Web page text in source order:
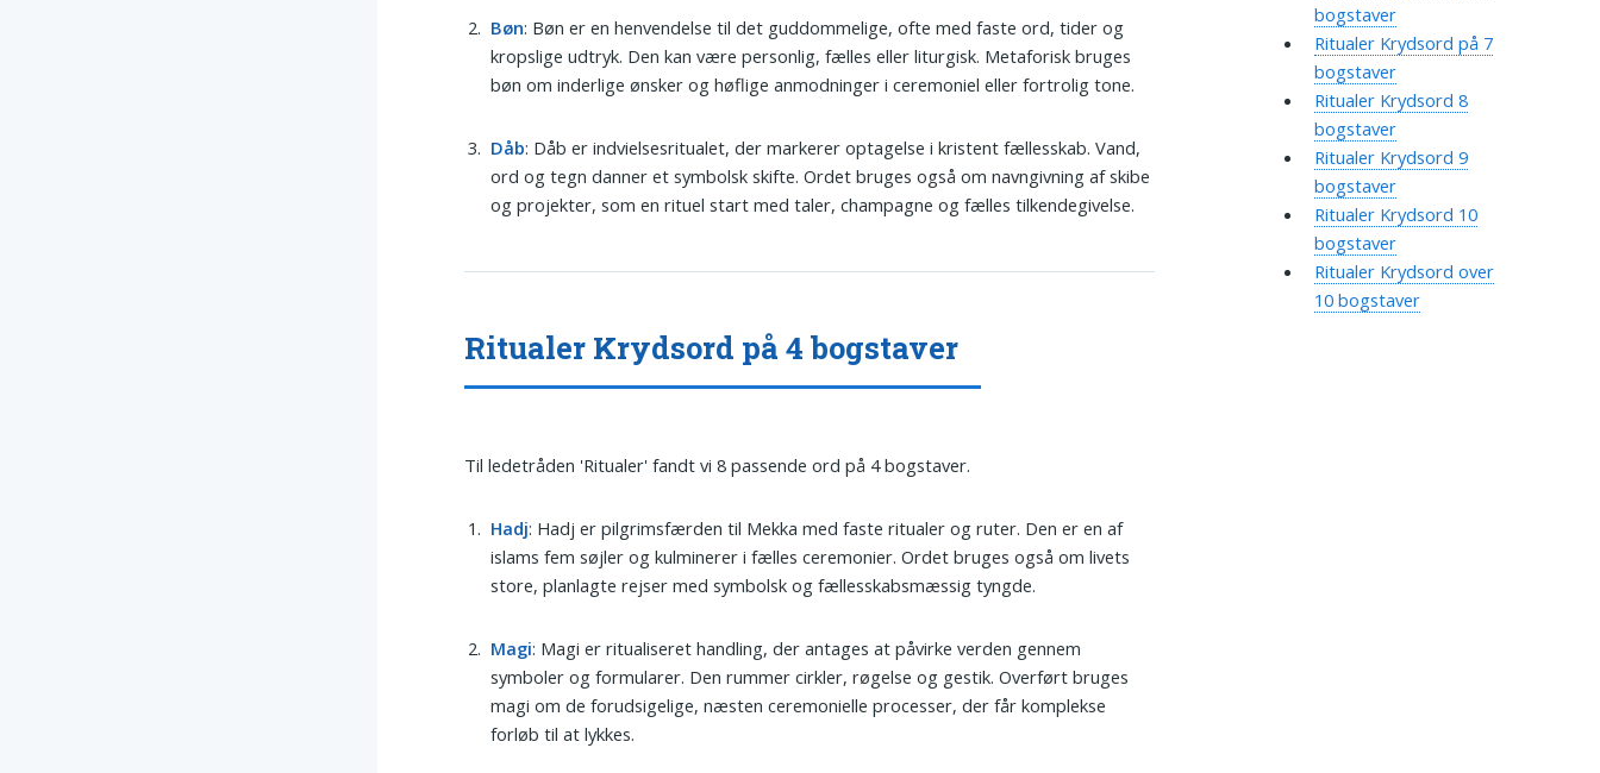
Bøn: Bøn er en henvendelse til det guddommelige, ofte med faste ord, tider og
kropslige udtryk. Den kan være personlig, fælles eller liturgisk. Metaforisk bruges
bøn om inderlige ønsker og høflige anmodninger i ceremoniel eller fortrolig tone.
Dåb: Dåb er indvielsesritualet, der markerer optagelse i kristent fællesskab. Vand,
ord og tegn danner et symbolsk skifte. Ordet bruges også om navngivning af skibe
og projekter, som en rituel start med taler, champagne og fælles tilkendegivelse.
Ritualer Krydsord på 4 bogstaver
Til ledetråden 'Ritualer' fandt vi 8 passende ord på 4 bogstaver.
Hadj: Hadj er pilgrimsfærden til Mekka med faste ritualer og ruter. Den er en af
islams fem søjler og kulminerer i fælles ceremonier. Ordet bruges også om livets
store, planlagte rejser med symbolsk og fællesskabsmæssig tyngde.
Magi: Magi er ritualiseret handling, der antages at påvirke verden gennem
symboler og formularer. Den rummer cirkler, røgelse og gestik. Overført bruges
magi om de forudsigelige, næsten ceremonielle processer, der får komplekse
forløb til at lykkes.
bogstaver
Ritualer Krydsord på 7
bogstaver
Ritualer Krydsord 8
bogstaver
Ritualer Krydsord 9
bogstaver
Ritualer Krydsord 10
bogstaver
Ritualer Krydsord over
10 bogstaver